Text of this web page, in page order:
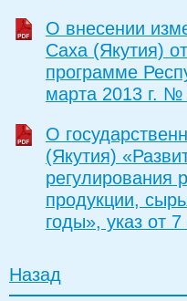
О внесении
Саха (Якутия)
программе
марта 2013 г. №
О
(Якутия)
регулирования
продукции,
годы», указ от
Назад